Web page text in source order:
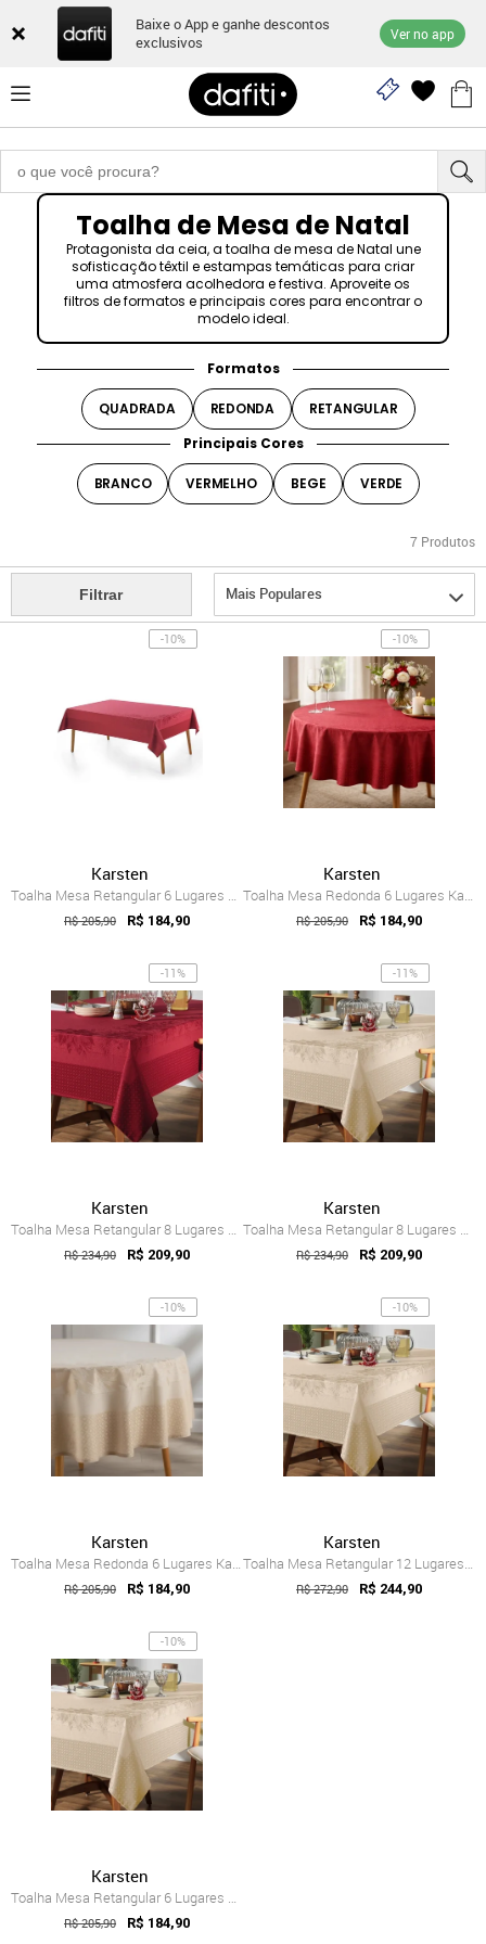
Baixe o App e ganhe descontos
exclusivos
Ver no app
Toalha de Mesa de Natal
Protagonista da ceia, a toalha de mesa de Natal une
sofisticação têxtil e estampas temáticas para criar
uma atmosfera acolhedora e festiva. Aproveite os
filtros de formatos e principais cores para encontrar o
modelo ideal.
Formatos
QUADRADA REDONDA
RETANGULAR
Principais Cores
BRANCO VERMELHO BEGE VERDE
7 Produtos
Filtrar Mais Populares
-10%
Karsten
Toalha Mesa Retangular 6 Lugares Karsten...
R$ 205,90 R$ 184,90
-10%
Karsten
Toalha Mesa Redonda 6 Lugares Karsten Se...
R$ 205,90 R$ 184,90
-11%
Karsten
Toalha Mesa Retangular 8 Lugares Karsten...
R$ 234,90 R$ 209,90
-11%
Karsten
Toalha Mesa Retangular 8 Lugares Karsten...
R$ 234,90 R$ 209,90
-10%
Karsten
Toalha Mesa Redonda 6 Lugares Karsten Se...
R$ 205,90 R$ 184,90
-10%
Karsten
Toalha Mesa Retangular 12 Lugares Karste...
R$ 272,90 R$ 244,90
-10%
Karsten
Toalha Mesa Retangular 6 Lugares Karsten...
R$ 205,90 R$ 184,90